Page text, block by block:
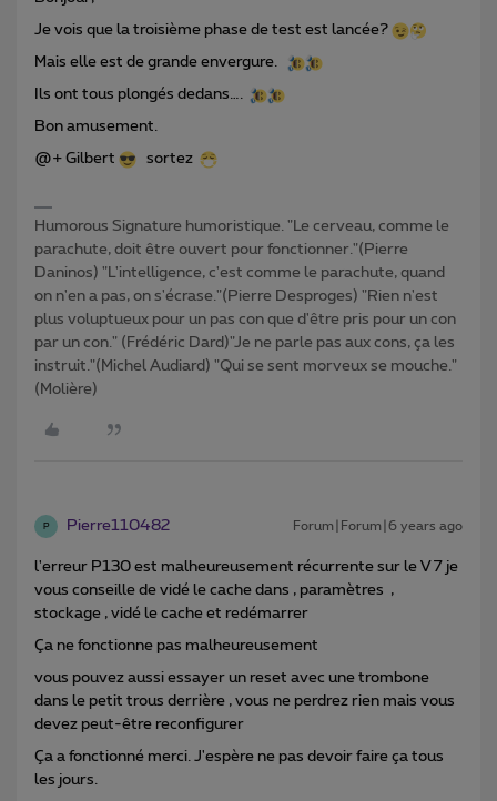
Je vois que la troisième phase de test est lancée?
Mais elle est de grande envergure.
Ils ont tous plongés dedans….
Bon amusement.
@+ Gilbert sortez
Humorous Signature humoristique. "Le cerveau, comme le
parachute, doit être ouvert pour fonctionner."(Pierre
Daninos) "L'intelligence, c'est comme le parachute, quand
on n'en a pas, on s'écrase."(Pierre Desproges) "Rien n'est
plus voluptueux pour un pas con que d'être pris pour un con
par un con." (Frédéric Dard)"Je ne parle pas aux cons, ça les
instruit."(Michel Audiard) "Qui se sent morveux se mouche."
(Molière)
P Pierre110482 Forum|Forum|6 years ago
l'erreur P130 est malheureusement récurrente sur le V 7 je
vous conseille de vidé le cache dans , paramètres ,
stockage , vidé le cache et redémarrer
Ça ne fonctionne pas malheureusement
vous pouvez aussi essayer un reset avec une trombone
dans le petit trous derrière , vous ne perdrez rien mais vous
devez peut-être reconfigurer
Ça a fonctionné merci. J'espère ne pas devoir faire ça tous
les jours.